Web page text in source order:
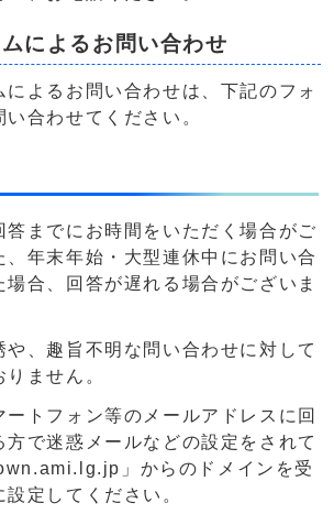
によるお問い合わせ
によるお問い合わせは、下記のフォ
合わせてください。
答までにお時間をいただく場合がご
、年末年始・大型連休中にお問い合
場合、回答が遅れる場合がございま
や、趣旨不明な問い合わせに対して
ません。
ートフォン等のメールアドレスに回
方で迷惑メールなどの設定をされて
」からのドメインを受
定してください。